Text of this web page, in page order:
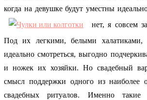
когда на девушке будут уместны
нет, я совсем
Под их легкими, белыми халатиками,
идеально смотреться, выгодно
и ножек их хозяйки. Но свадебный
смысл поддержки одного из наиболее
свадебных ритуалов. Именно